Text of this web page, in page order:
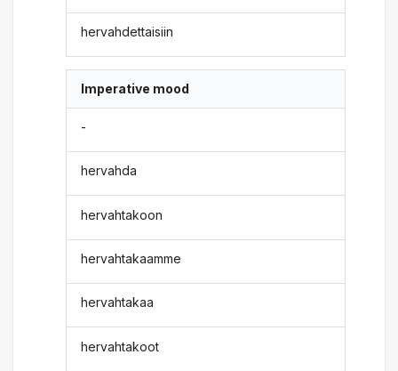
hervahdettaisiin
Imperative mood
-
hervahda
hervahtakoon
hervahtakaamme
hervahtakaa
hervahtakoot